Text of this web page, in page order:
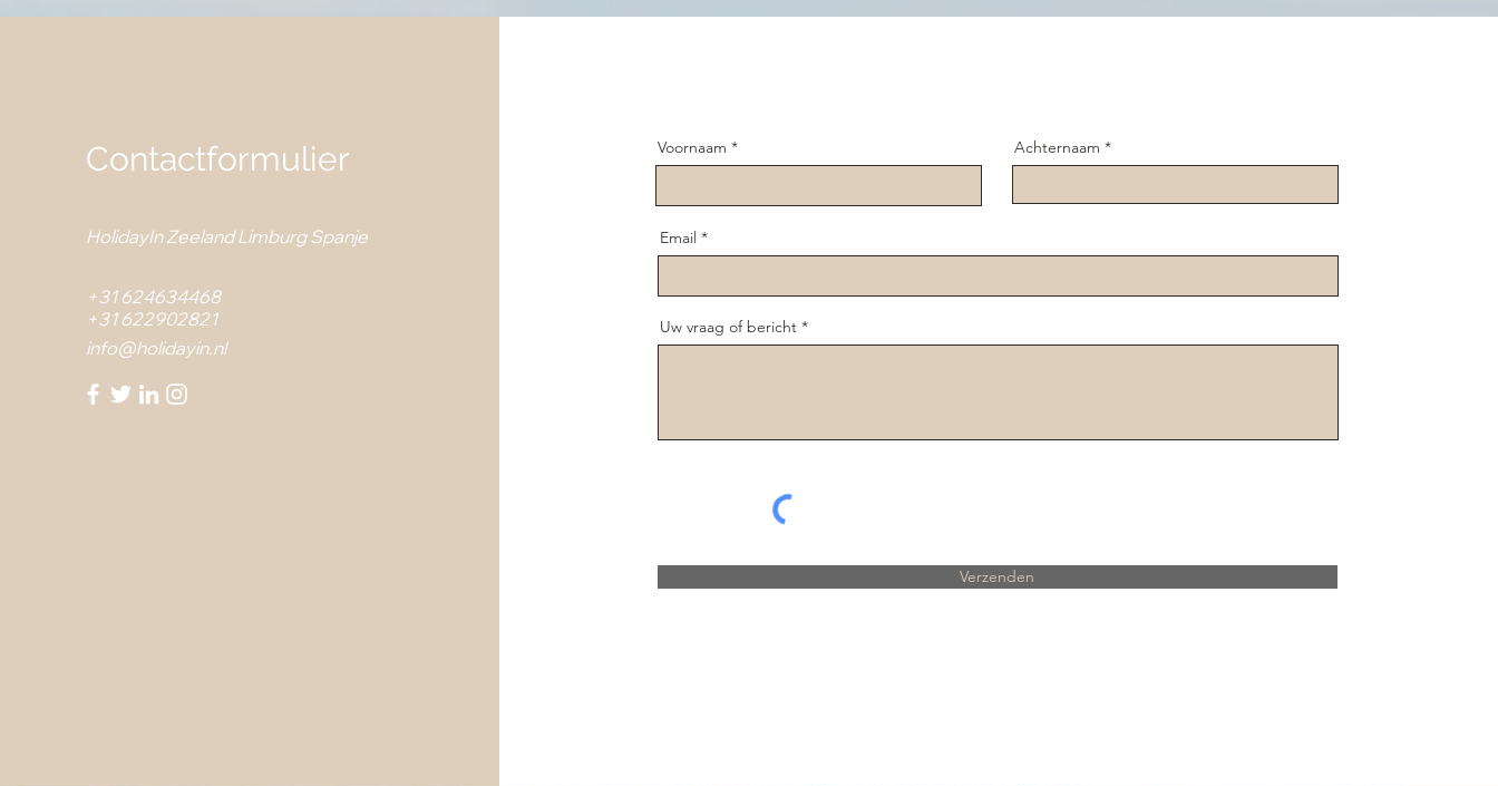
Contactformulier
HolidayInZeelandLimburg Spanje
+31 624634468
+31 622902821
info@holidayin.nl
Voornaam Achternaam
Email
Uw vraag of bericht
Verzenden